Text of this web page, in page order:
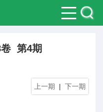
第4期
上一期 | 下一期